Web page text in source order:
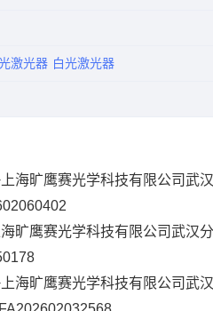
激光器 白光激光器
海旷鹰赛光学科技有限公司武
旷鹰赛光学科技有限公司武汉
海旷鹰赛光学科技有限公司武